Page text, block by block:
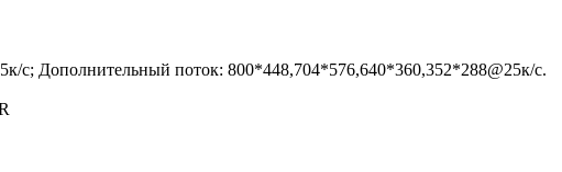
с; Дополнительный поток: 800*448,704*576,640*360,352*288@25к/с.